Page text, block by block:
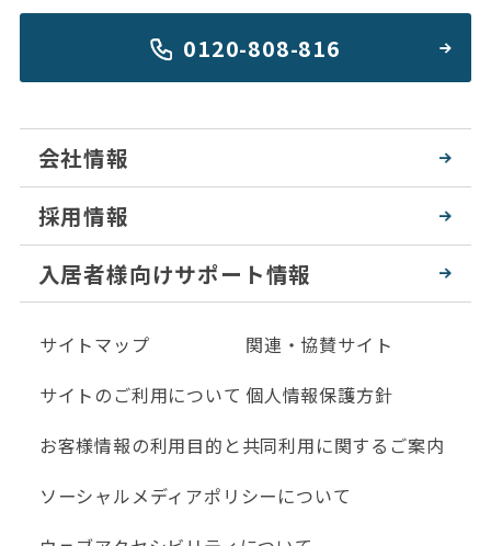
0120-808-816
会社情報
採用情報
入居者様向けサポート情報
サイトマップ
関連・協賛サイト
サイトのご利用について 個人情報保護方針
お客様情報の利用目的と共同利用に関するご案内
ソーシャルメディアポリシーについて